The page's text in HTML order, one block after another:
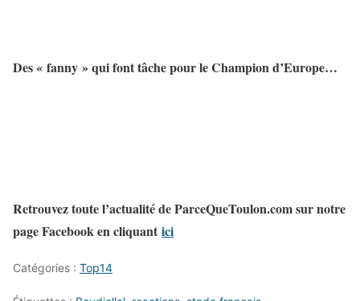
Des « fanny » qui font tâche pour le Champion d’Europe…
Retrouvez toute l’actualité de ParceQueToulon.com sur notre
page Facebook en cliquant ici
Catégories : Top14